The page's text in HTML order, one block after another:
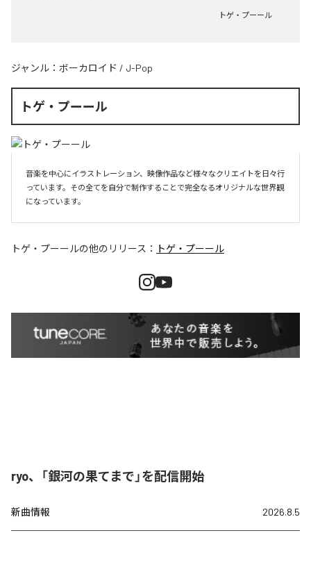
トゲ・プーール
ジャンル： ボーカロイド / J-Pop
トゲ・プーール
音楽を中心にイラストレーション、映像作品など様々なクリエイトを日々行
っています。その全てを自分で制作することで完全なるオリジナルな世界観
になっています。
トゲ・プーールの他のリリース： トゲ・プーール
ryo、「銀河の果てまで」を配信開始
新曲情報 2026.8.5